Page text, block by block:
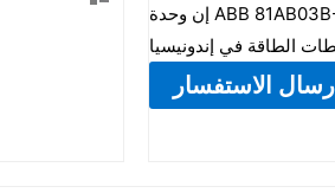
إن وحدة ABB 81AB03B-E هي وحدة إخراج رقمية منفصلة، تنتمي إلى نظام Procontrol P14 وتُستخدم
إرسال الاستفسار